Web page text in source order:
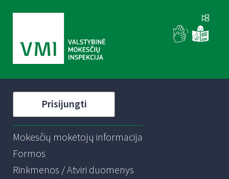
Prisijungti
Mokesčių mokėtojų informacija
Formos
Rinkmenos / Atviri duomenys